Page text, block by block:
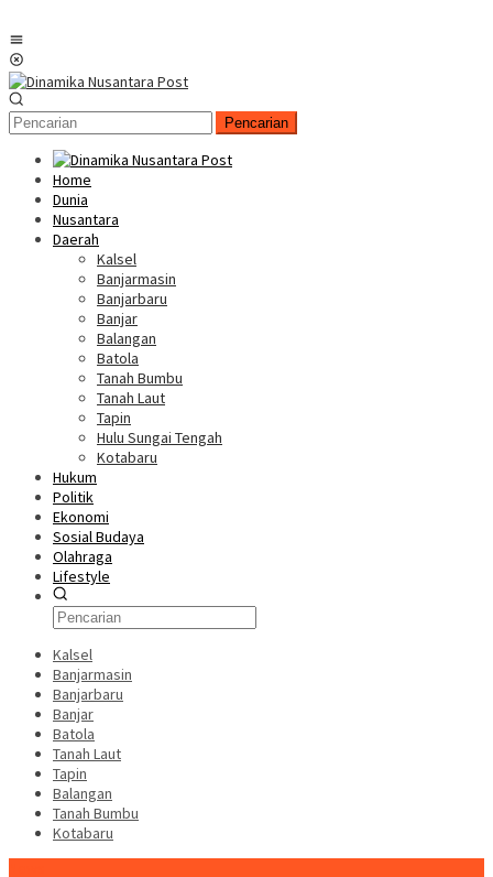
Pencarian
Home
Dunia
Nusantara
Daerah
Kalsel
Banjarmasin
Banjarbaru
Banjar
Balangan
Batola
Tanah Bumbu
Tanah Laut
Tapin
Hulu Sungai Tengah
Kotabaru
Hukum
Politik
Ekonomi
Sosial Budaya
Olahraga
Lifestyle
Kalsel
Banjarmasin
Banjarbaru
Banjar
Batola
Tanah Laut
Tapin
Balangan
Tanah Bumbu
Kotabaru